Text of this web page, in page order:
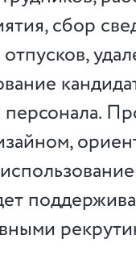
сбор